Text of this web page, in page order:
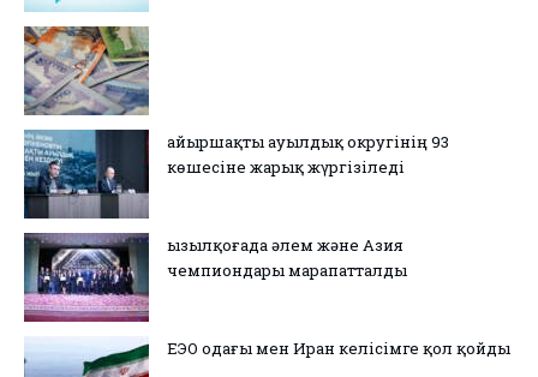
Қайыршақты ауылдық округінің 93
көшесіне жарық жүргізіледі
Қызылқоғада әлем және Азия
чемпиондары марапатталды
ЕЭО одағы мен Иран келісімге қол қойды